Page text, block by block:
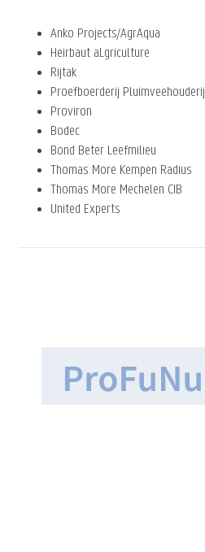
Anko Projects/AgrAqua
Heirbaut aLgriculture
Rijtak
Proefboerderij Pluimveehouderij
Proviron
Bodec
Bond Beter Leefmilieu
Thomas More Kempen Radius
Thomas More Mechelen CIB
United Experts